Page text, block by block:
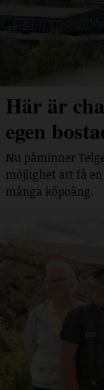
Här är
egen
Nu påminner
möjlighet att få
många köpoäng.